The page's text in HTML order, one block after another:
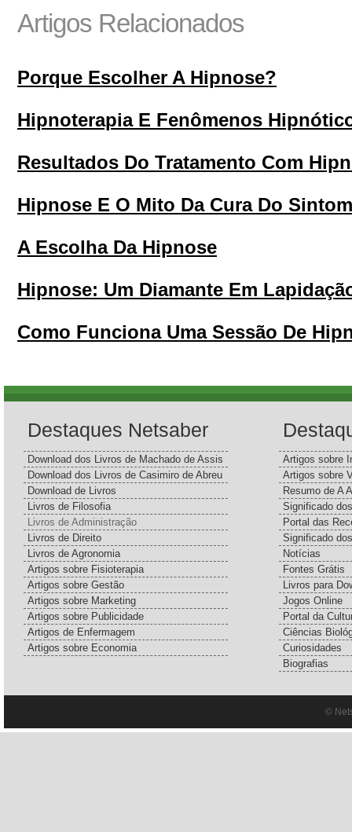
Artigos Relacionados
Porque Escolher A Hipnose?
Hipnoterapia E Fenômenos
Resultados Do Tratamento Com
Hipnose E O Mito Da Cura Do
A Escolha Da Hipnose
Hipnose: Um Diamante Em
Como Funciona Uma Sessão De
Destaques Netsaber
Download dos Livros de Machado de Assis
Download dos Livros de Casimiro de Abreu
Download de Livros
Livros de Filosofia
Livros de Administração
Livros de Direito
Livros de Agronomia
Artigos sobre Fisioterapia
Artigos sobre Gestão
Artigos sobre Marketing
Artigos sobre Publicidade
Artigos de Enfermagem
Artigos sobre Economia
Artigos sobre
Artigos sobre
Resumo de A
Significado
Portal das
Significado
Notícias
Fontes Grátis
Livros para
Jogos Online
Portal da
Ciências
Curiosidades
Biografias
©